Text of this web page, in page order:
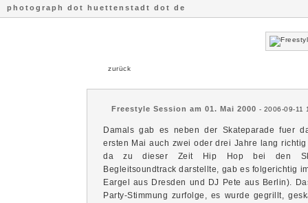
photograph dot huettenstadt dot de
zurück
Freestyle Session am 01. Mai 2000 - 2006-09-11
Damals gab es neben der Skateparade fuer
ersten Mai auch zwei oder drei Jahre lang
da zu dieser Zeit Hip Hop bei den
Begleitsoundtrack darstellte, gab es folgerichtig
Eargel aus Dresden und DJ Pete aus Berlin).
Party-Stimmung zurfolge, es wurde gegrillt,